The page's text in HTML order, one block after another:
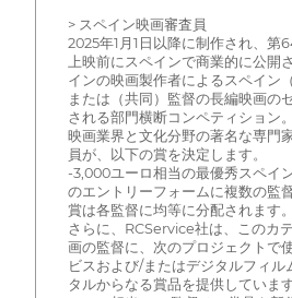
> スペイン映画審査員
2025年1月1日以降に制作され、第
上映前にスペインで商業的に公開
インの映画製作者によるスペイン
または（共同）監督の長編映画の
される部門横断コンペティション。
映画業界と文化分野の著名な専門
員が、以下の賞を決定します。
-3,000ユーロ相当の最優秀スペイ
のエントリーフォームに複数の監
賞は各監督に均等に分配されます。
さらに、RCService社は、このカ
画の監督に、次のプロジェクトで
ビスおよび/またはデジタルフィル
タルからなる賞品を提供していま